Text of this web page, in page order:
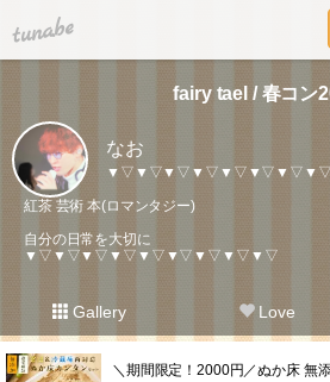
tuna.be
fairy tael / 春コン
なお
紅茶 芸術 本(ロマンタジー)
自分の日常を大切に
▼▽▼▽▼▽▼▽▼▽▼▽▼▽▼▽▼▽
Gallery Love
＼期間限定！2000円／ぬか床 無